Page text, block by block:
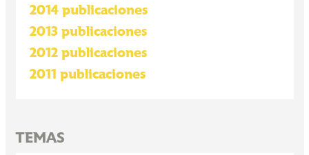
2014 publicaciones
2013 publicaciones
2012 publicaciones
2011 publicaciones
TEMAS